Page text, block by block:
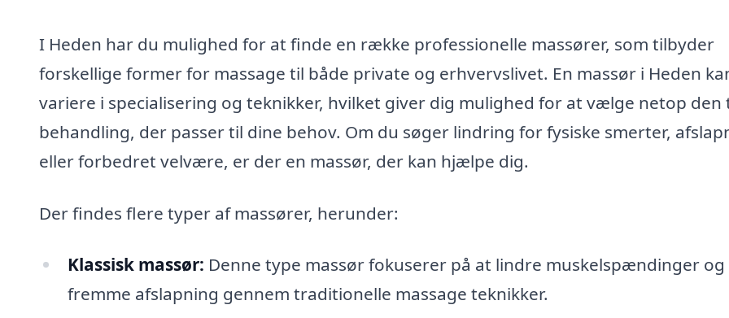
I Heden har du mulighed for at finde en række professionelle massører, som tilbyder
forskellige former for massage til både private og erhvervslivet. En massør i Heden
variere i specialisering og teknikker, hvilket giver dig mulighed for at vælge netop den
behandling, der passer til dine behov. Om du søger lindring for fysiske smerter,
eller forbedret velvære, er der en massør, der kan hjælpe dig.
Der findes flere typer af massører, herunder:
Klassisk massør: Denne type massør fokuserer på at lindre muskelspændinger og
fremme afslapning gennem traditionelle massage teknikker.